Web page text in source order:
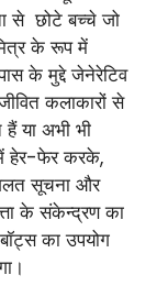
से छोटे बच्चे जो
के रूप में
के मुद्दे जेनेरेटिव
कलाकारों से
या अभी भी
हेर-फेर करके,
गलत सूचना और
के संकेन्द्रण का
का उपयोग